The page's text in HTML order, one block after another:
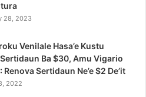
28, 2023
Venilale Hasa’e Kustu
Ba $30, Amu Vigario
Renova Sertidaun Ne’e $2 De’it
2022